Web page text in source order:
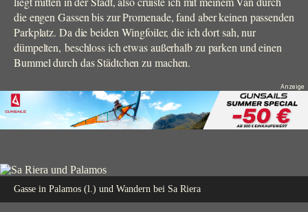
die engen Gassen bis zur Promenade, fand aber keinen passenden
Parkplatz. Da die beiden Wingfoiler, die ich dort sah, nur
dümpelten, beschloss ich etwas außerhalb zu parken und einen
Bummel durch das Städtchen zu machen.
Gasse in Palamos (l.) und Wandern bei Sa Riera